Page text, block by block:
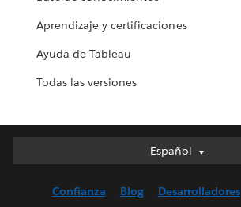
Aprendizaje y certificaciones
Ayuda de Tableau
Todas las versiones
Español
Español
English (UK)
Confianza Blog Desarrolladores